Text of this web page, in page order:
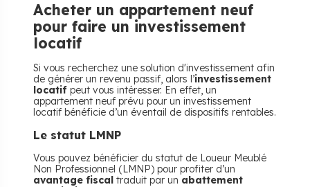
Acheter un appartement neuf
pour faire un investissement
locatif
Si vous recherchez une solution d'investissement afin
de générer un revenu passif, alors l’investissement
locatif peut vous intéresser. En effet, un
appartement neuf prévu pour un investissement
locatif bénéficie d’un éventail de dispositifs rentables.
Le statut LMNP
Vous pouvez bénéficier du statut de Loueur Meublé
Non Professionnel (LMNP) pour profiter d’un
avantage fiscal traduit par un abattement